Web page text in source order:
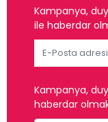
Kampanya,
ile haberdar
Kampanya,
haberdar